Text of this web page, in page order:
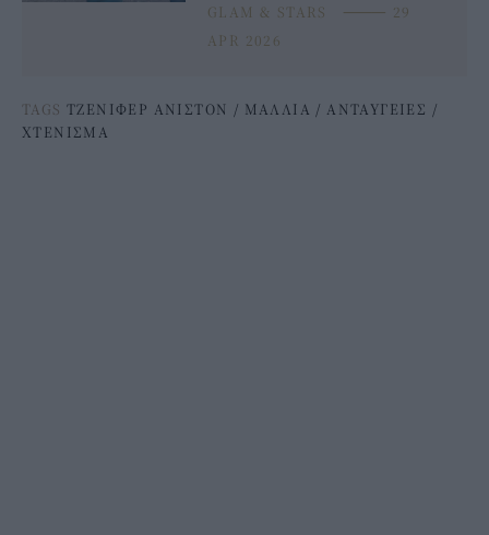
GLAM & STARS ⸻ 29
APR 2026
TAGS ΤΖΕΝΙΦΕΡ ΑΝΙΣΤΟΝ / ΜΑΛΛΙΑ / ΑΝΤΑΥΓΕΙΕΣ /
ΧΤΕΝΙΣΜΑ